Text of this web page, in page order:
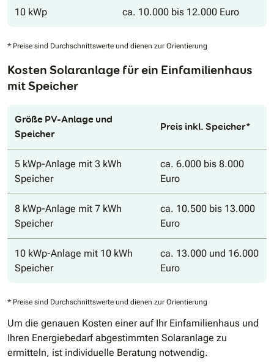
10 kWp ca. 10.000 bis 12.000 Euro
* Preise sind Durchschnittswerte und dienen zur Orientierung
Kosten Solaranlage für ein Einfamilienhaus
mit Speicher
Größe PV-Anlage und
Speicher
Preis inkl. Speicher*
5 kWp-Anlage mit 3 kWh
Speicher
ca. 6.000 bis 8.000
Euro
8 kWp-Anlage mit 7 kWh
Speicher
ca. 10.500 bis 13.000
Euro
10 kWp-Anlage mit 10 kWh
Speicher
ca. 13.000 und 16.000
Euro
* Preise sind Durchschnittswerte und dienen zur Orientierung
Um die genauen Kosten einer auf Ihr Einfamilienhaus und
Ihren Energiebedarf abgestimmten Solaranlage zu
ermitteln, ist individuelle Beratung notwendig.